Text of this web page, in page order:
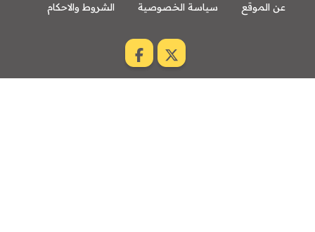
عن الموقع سياسة الخصوصية الشروط والاحكام